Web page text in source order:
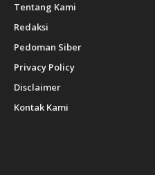
Tentang Kami
Redaksi
Pedoman Siber
Privacy Policy
Disclaimer
Kontak Kami